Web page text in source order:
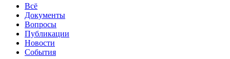
Всё
Документы
Вопросы
Публикации
Новости
События